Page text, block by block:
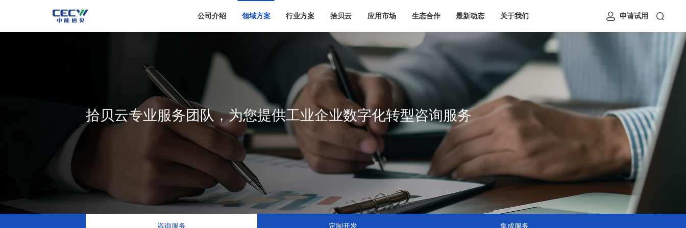
公司介绍 领域方案 行业方案 拾贝云 应用市场 生态合作 最新动态 关于我们 申请试用
拾贝云专业服务团队，为您提供工业企业数字化转型咨询服务
咨询服务 定制开发 集成服务